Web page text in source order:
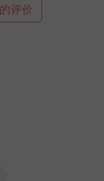
评价